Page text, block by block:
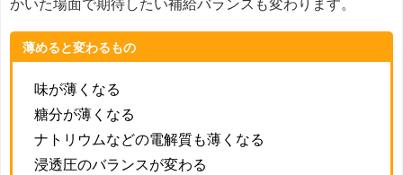
かいた場面で期待したい補給バランスも変わります。
薄めると変わるもの
味が薄くなる
糖分が薄くなる
ナトリウムなどの電解質も薄くなる
浸透圧のバランスが変わる